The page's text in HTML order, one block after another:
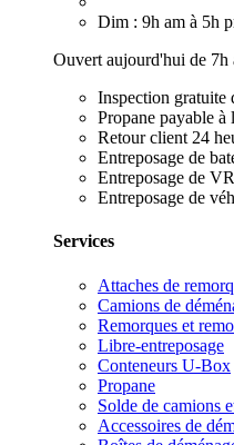
Dim : 9h am à 5h
Ouvert aujourd'hui de 7h
Inspection gratuite
Propane payable à
Retour client 24
Entreposage de
Entreposage de VR
Entreposage de
Services
Attaches de
Camions de
Remorques et
Libre-entreposage
Conteneurs U-Box
Propane
Solde de camions
Accessoires de